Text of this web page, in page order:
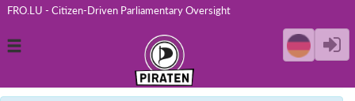
FRO.LU - Citizen-Driven Parliamentary Oversight
Toggle